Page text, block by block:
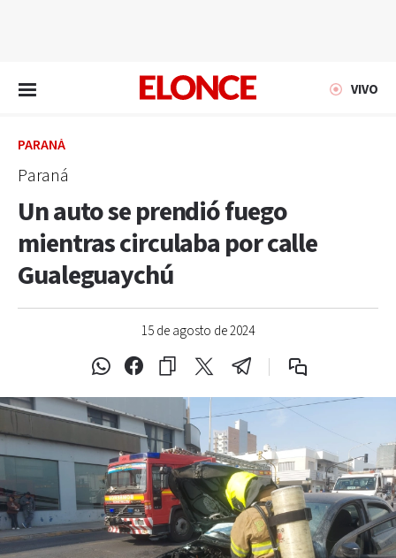
VIVO
PARANÁ
Paraná
Un auto se prendió fuego
mientras circulaba por calle
Gualeguaychú
15 de agosto de 2024